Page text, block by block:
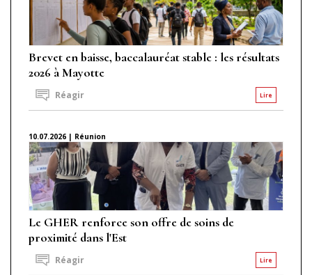
Brevet en baisse, baccalauréat stable : les résultats
2026 à Mayotte
Lire
Réagir
10.07.2026 | Réunion
Le GHER renforce son offre de soins de
proximité dans l'Est
Lire
Réagir